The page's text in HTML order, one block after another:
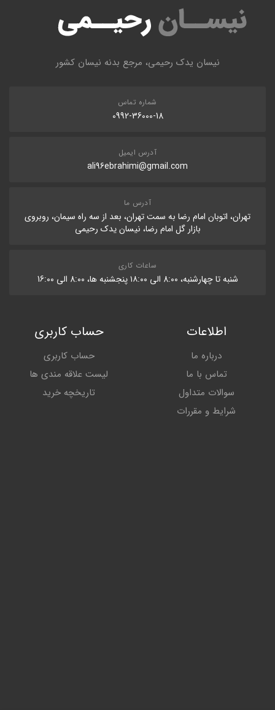
نیسان یدک رحیمی، مرجع بدنه نیسان کشور
شماره تماس
0992-36000-18
آدرس ایمیل
ali96ebrahimi@gmail.com
آدرس ما
تهران، اتوبان امام رضا به سمت تهران، بعد از سه راه سیمان، روبروی
بازار گل امام رضا، نیسان یدک رحیمی
ساعات کاری
شنبه تا چهارشنبه، 8:۰۰ الی ۱۸:۰۰ پنجشنبه ها، 8:۰۰ الی 16:۰۰
اطلاعات
درباره ما
تماس با ما
سوالات متداول
شرایط و مقررات
حساب کاربری
حساب کاربری
لیست علاقه مندی ها
تاریخچه خرید